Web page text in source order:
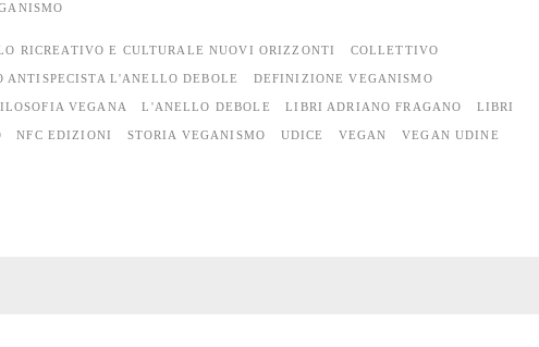
RICREATIVO E CULTURALE NUOVI ORIZZONTI COLLETTIVO
ANTISPECISTA L'ANELLO DEBOLE DEFINIZIONE VEGANISMO
VEGANA L'ANELLO DEBOLE LIBRI ADRIANO FRAGANO LIBRI
NFC EDIZIONI STORIA VEGANISMO UDICE VEGAN VEGAN UDINE